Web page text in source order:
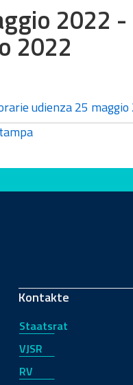
2022
2022
udienza 25
Kontakte
Staatsrat
VJSR
RV